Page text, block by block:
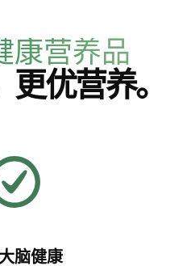
康营养品
优营养。
脑健康